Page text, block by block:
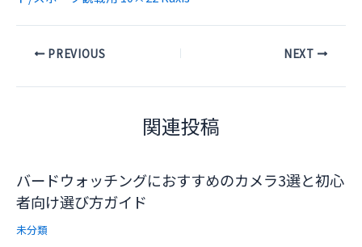
PostPREVIOUS NEXT
関連投稿
バードウォッチングにおすすめのカメラ3選と初心
者向け選び方ガイド
未分類